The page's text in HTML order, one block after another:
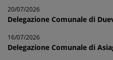
20/07/2026
Delegazione Comunale di
16/07/2026
Delegazione Comunale di